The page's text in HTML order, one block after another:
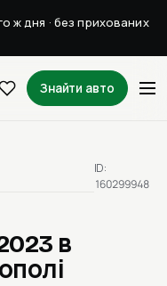
ж дня · без прихованих
Знайти авто
в
ID:
160299948